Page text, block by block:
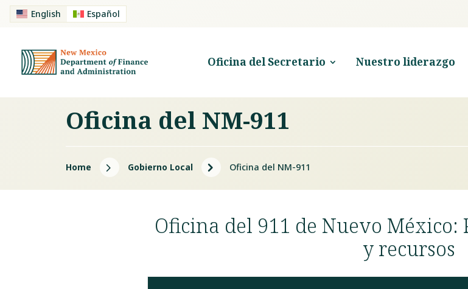
English Español
Oficina del Secretario Nuestro liderazgo
Oficina del NM-911
Home 5 Gobierno Local 5 Oficina del NM-911
Oficina del 911 de Nuevo México:
y recursos